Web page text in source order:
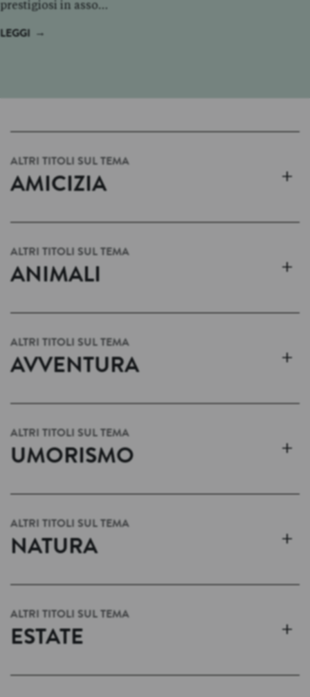
prestigiosi in asso…
LEGGI →
ALTRI TITOLI SUL TEMA
AMICIZIA +
ALTRI TITOLI SUL TEMA
ANIMALI +
ALTRI TITOLI SUL TEMA
AVVENTURA +
ALTRI TITOLI SUL TEMA
UMORISMO +
ALTRI TITOLI SUL TEMA
NATURA +
ALTRI TITOLI SUL TEMA
ESTATE +